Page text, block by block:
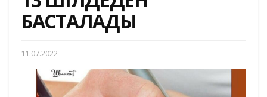
БАСТАЛАДЫ
11.07.2022